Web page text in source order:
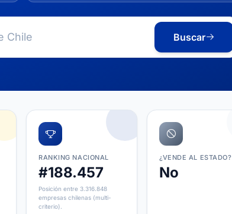
Buscar
RANKING NACIONAL
#188.457
Posición entre 3.316.848
empresas chilenas (multi-
criterio).
¿VENDE AL ESTADO?
No